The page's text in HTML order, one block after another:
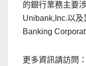
的銀行業務主要
Unibank,Inc.以
Banking
更多資訊請訪問：